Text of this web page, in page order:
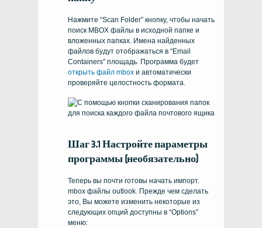
Нажмите “Scan Folder” кнопку, чтобы начать
поиск MBOX файлы в исходной папке и
вложенных папках. Имена найденных
файлов будут отображаться в “Email
Containers” площадь. Программа будет
открыть файл mbox и автоматически
проверяйте целостность формата.
Шаг 3.1 Настройте параметры
программы (необязательно)
Теперь вы почти готовы начать импорт.
mbox файлы outlook. Прежде чем сделать
это, Вы можете изменить некоторые из
следующих опций доступны в “Options”
меню: